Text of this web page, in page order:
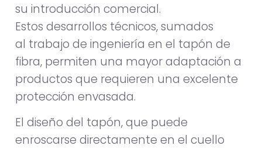
su introducción comercial.
Estos desarrollos técnicos, sumados
al trabajo de ingeniería en el tapón de
fibra, permiten una mayor adaptación a
productos que requieren una excelente
protección envasada.
El diseño del tapón, que puede
enroscarse directamente en el cuello